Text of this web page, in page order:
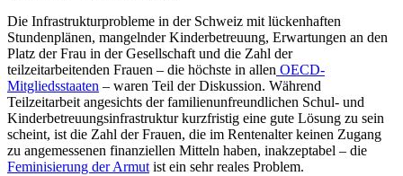
Die Infrastrukturprobleme in der Schweiz mit lückenhaften
Stundenplänen, mangelnder Kinderbetreuung, Erwartungen an den
Platz der Frau in der Gesellschaft und die Zahl der
teilzeitarbeitenden Frauen – die höchste in allen OECD-
Mitgliedsstaaten – waren Teil der Diskussion. Während
Teilzeitarbeit angesichts der familienunfreundlichen Schul- und
Kinderbetreuungsinfrastruktur kurzfristig eine gute Lösung zu sein
scheint, ist die Zahl der Frauen, die im Rentenalter keinen Zugang
zu angemessenen finanziellen Mitteln haben, inakzeptabel – die
Feminisierung der Armut ist ein sehr reales Problem.